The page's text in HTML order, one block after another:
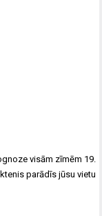
visām zīmēm 19.
parādīs jūsu vietu